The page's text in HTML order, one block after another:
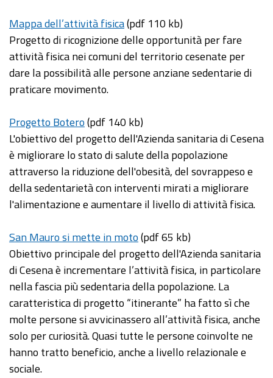
Mappa dell’attività fisica(pdf 110 kb)
Progetto di ricognizione delle opportunità per fare
attività fisica nei comuni del territorio cesenate per
dare la possibilità alle persone anziane sedentarie di
praticare movimento.
Progetto Botero(pdf 140 kb)
L'obiettivo del progetto dell'Azienda sanitaria di Cesena
è migliorare lo stato di salute della popolazione
attraverso la riduzione dell'obesità, del sovrappeso e
della sedentarietà con interventi mirati a migliorare
l'alimentazione e aumentare il livello di attività fisica.
San Mauro si mette in moto(pdf 65 kb)
Obiettivo principale del progetto dell'Azienda sanitaria
di Cesena è incrementare l’attività fisica, in particolare
nella fascia più sedentaria della popolazione. La
caratteristica di progetto “itinerante” ha fatto sì che
molte persone si avvicinassero all’attività fisica, anche
solo per curiosità. Quasi tutte le persone coinvolte ne
hanno tratto beneficio, anche a livello relazionale e
sociale.